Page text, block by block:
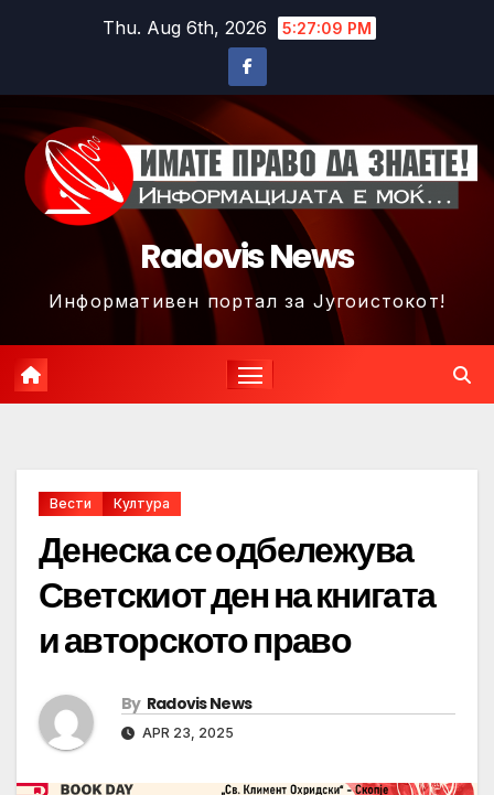
Thu. Aug 6th, 2026 5:27:11 PM
Radovis News
Информативен портал за Југоистокот!
Вести Култура
Денеска се одбележува
Светскиот ден на книгата
и авторското право
By Radovis News
APR 23, 2025